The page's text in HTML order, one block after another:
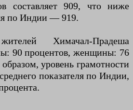
составляет 909, что ниже
по Индии — 919.
Химачал-Прадеша
90 процентов, женщины: 76
уровень грамотности
показателя по Индии,